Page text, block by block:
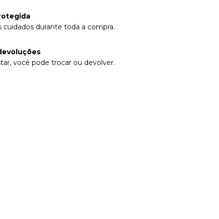
cuidados durante toda a compra.
você pode trocar ou devolver.